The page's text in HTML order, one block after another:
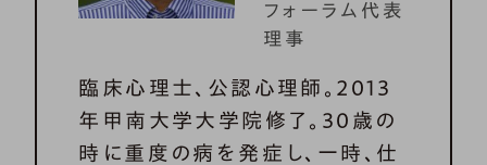
フォーラム代表
理事
臨床心理士、公認心理師。2013
年甲南大学大学院修了。30歳の
時に重度の病を発症し、一時、仕